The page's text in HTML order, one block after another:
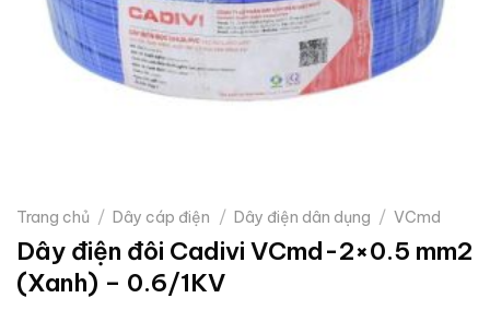
Trang chủ / Dây cáp điện / Dây điện dân dụng / VCmd
Dây điện đôi Cadivi VCmd-2×0.5 mm2
(Xanh) – 0.6/1KV